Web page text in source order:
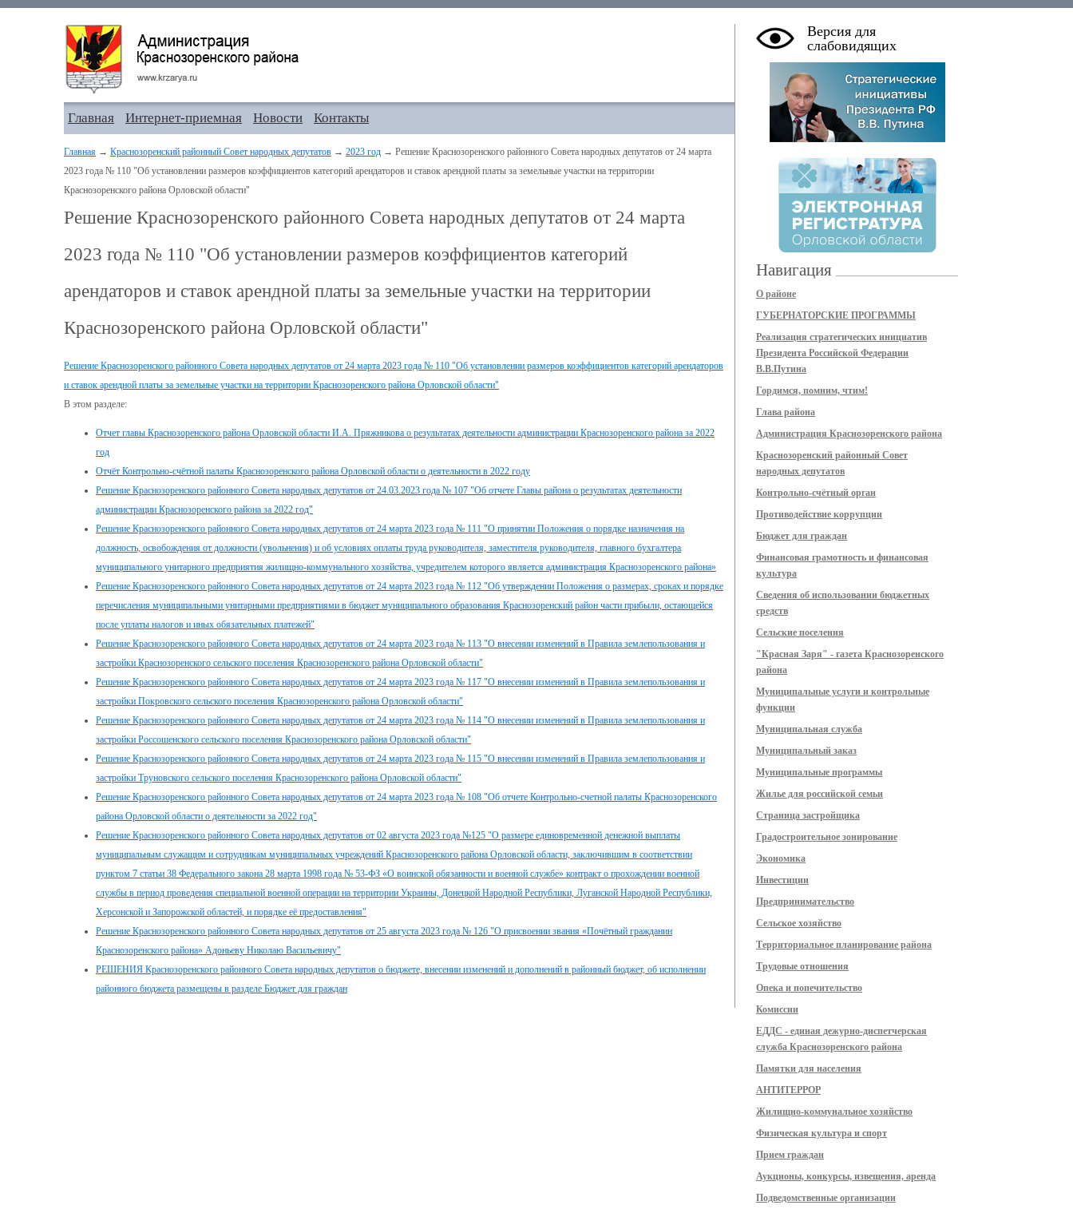
Главная Интернет-приемная Новости Контакты
Главная → Краснозоренский районный Совет народных депутатов → 2023 год → Решение Краснозоренского районного Совета народных депутатов от 24 марта
2023 года № 110 "Об установлении размеров коэффициентов категорий арендаторов и ставок арендной платы за земельные участки на территории
Краснозоренского района Орловской области"
Решение Краснозоренского районного Совета народных депутатов от 24 марта
2023 года № 110 "Об установлении размеров коэффициентов категорий
арендаторов и ставок арендной платы за земельные участки на территории
Краснозоренского района Орловской области"
Решение Краснозоренского районного Совета народных депутатов от 24 марта 2023 года № 110 "Об установлении размеров коэффициентов категорий арендаторов
и ставок арендной платы за земельные участки на территории Краснозоренского района Орловской области"
В этом разделе:
Отчет главы Краснозоренского района Орловской области И.А. Пряжникова о результатах деятельности администрации Краснозоренского района за 2022
год
Отчёт Контрольно-счётной палаты Краснозоренского района Орловской области о деятельности в 2022 году
Решение Краснозоренского районного Совета народных депутатов от 24.03.2023 года № 107 "Об отчете Главы района о результатах деятельности
администрации Краснозоренского района за 2022 год"
Решение Краснозоренского районного Совета народных депутатов от 24 марта 2023 года № 111 "О принятии Положения о порядке назначения на
должность, освобождения от должности (увольнения) и об условиях оплаты труда руководителя, заместителя руководителя, главного бухгалтера
муниципального унитарного предприятия жилищно-коммунального хозяйства, учредителем которого является администрация Краснозоренского района»
Решение Краснозоренского районного Совета народных депутатов от 24 марта 2023 года № 112 "Об утверждении Положения о размерах, сроках и порядке
перечисления муниципальными унитарными предприятиями в бюджет муниципального образования Краснозоренский район части прибыли, остающейся
после уплаты налогов и иных обязательных платежей"
Решение Краснозоренского районного Совета народных депутатов от 24 марта 2023 года № 113 "О внесении изменений в Правила землепользования и
застройки Краснозоренского сельского поселения Краснозоренского района Орловской области"
Решение Краснозоренского районного Совета народных депутатов от 24 марта 2023 года № 117 "О внесении изменений в Правила землепользования и
застройки Покровского сельского поселения Краснозоренского района Орловской области"
Решение Краснозоренского районного Совета народных депутатов от 24 марта 2023 года № 114 "О внесении изменений в Правила землепользования и
застройки Россошенского сельского поселения Краснозоренского района Орловской области"
Решение Краснозоренского районного Совета народных депутатов от 24 марта 2023 года № 115 "О внесении изменений в Правила землепользования и
застройки Труновского сельского поселения Краснозоренского района Орловской области"
Решение Краснозоренского районного Совета народных депутатов от 24 марта 2023 года № 108 "Об отчете Контрольно-счетной палаты Краснозоренского
района Орловской области о деятельности за 2022 год"
Решение Краснозоренского районного Совета народных депутатов от 02 августа 2023 года №125 "О размере единовременной денежной выплаты
муниципальным служащим и сотрудникам муниципальных учреждений Краснозоренского района Орловской области, заключившим в соответствии
пунктом 7 статьи 38 Федерального закона 28 марта 1998 года № 53-ФЗ «О воинской обязанности и военной службе» контракт о прохождении военной
службы в период проведения специальной военной операции на территории Украины, Донецкой Народной Республики, Луганской Народной Республики,
Херсонской и Запорожской областей, и порядке её предоставления"
Решение Краснозоренского районного Совета народных депутатов от 25 августа 2023 года № 126 "О присвоении звания «Почётный гражданин
Краснозоренского района» Адоньеву Николаю Васильевичу"
РЕШЕНИЯ Краснозоренского районного Совета народных депутатов о бюджете, внесении изменений и дополнений в районный бюджет, об исполнении
районного бюджета размещены в разделе Бюджет для граждан
Версия для
слабовидящих
Навигация
О районе
ГУБЕРНАТОРСКИЕ ПРОГРАММЫ
Реализация стратегических инициатив
Президента Российской Федерации
В.В.Путина
Гордимся, помним, чтим!
Глава района
Администрация Краснозоренского района
Краснозоренский районный Совет
народных депутатов
Контрольно-счётный орган
Противодействие коррупции
Бюджет для граждан
Финансовая грамотность и финансовая
культура
Сведения об использовании бюджетных
средств
Сельские поселения
"Красная Заря" - газета Краснозоренского
района
Муниципальные услуги и контрольные
функции
Муниципальная служба
Муниципальный заказ
Муниципальные программы
Жилье для российской семьи
Страница застройщика
Градостроительное зонирование
Экономика
Инвестиции
Предпринимательство
Сельское хозяйство
Территориальное планирование района
Трудовые отношения
Опека и попечительство
Комиссии
ЕДДС - единая дежурно-диспетчерская
служба Краснозоренского района
Памятки для населения
АНТИТЕРРОР
Жилищно-коммунальное хозяйство
Физическая культура и спорт
Прием граждан
Аукционы, конкурсы, извещения, аренда
Подведомственные организации